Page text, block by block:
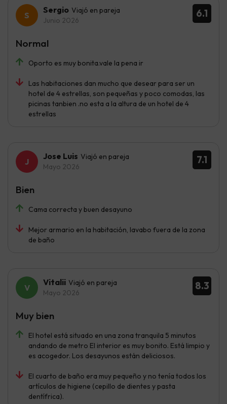
6.1
Sergio Viajó en pareja
Junio 2026
Oporto es muy bonita.vale la pena ir
Las habitaciones dan mucho que desear para ser un
hotel de 4 estrellas, son pequeñas y poco comodas, las
picinas tanbien .no esta a la altura de un hotel de 4
estrellas
Normal
7.1
Jose Luis Viajó en pareja
Mayo 2026
Cama correcta y buen desayuno
Mejor armario en la habitación, lavabo fuera de la zona
de baño
Bien
8.3
Vitalii Viajó en pareja
Mayo 2026
El hotel está situado en una zona tranquila 5 minutos
andando de metro El interior es muy bonito. Está limpio y
es acogedor. Los desayunos están deliciosos.
El cuarto de baño era muy pequeño y no tenía todos los
artículos de higiene (cepillo de dientes y pasta
dentífrica).
Muy bien